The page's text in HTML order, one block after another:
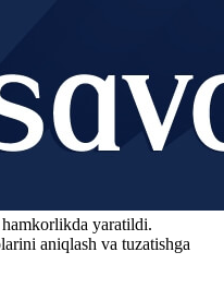
yaratildi.
aniqlash va tuzatishga